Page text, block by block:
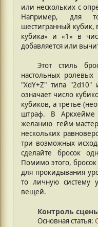
или нескольких с
Например, для
шестигранный кубик,
кубика» и «1» в
добавляется или
Этот стиль
настольных
"XdY+Z" типа
означает число
кубиков, а третье
штраф. В Аркхейме
желанию гейм-
нескольких
три возможных
сделайте бросок
Помимо этого,
для прокидывания
то личную систему
вещей.
Контроль
Основная статья: